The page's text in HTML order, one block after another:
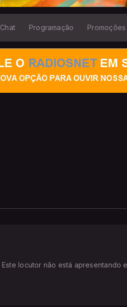
Chat Programação Promoções
Este locutor não está apresentando